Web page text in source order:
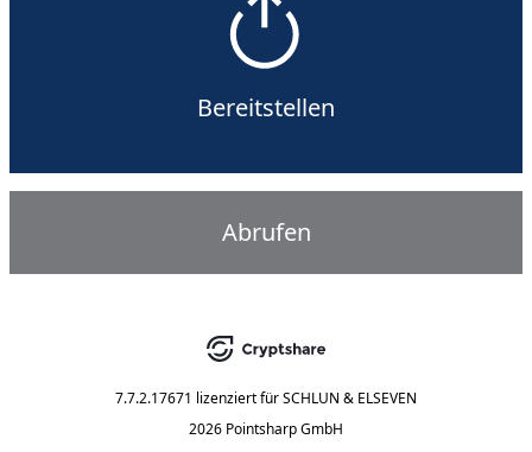
Bereitstellen
Abrufen
7.7.2.17671 lizenziert fürSCHLUN & ELSEVEN
2026 Pointsharp GmbH